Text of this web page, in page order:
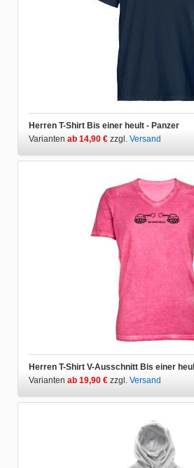
Herren T-Shirt Bis einer heult - Panzer
Varianten ab 14,90 € zzgl. Versand
Herren T-Shirt V-Ausschnitt Bis einer
Varianten ab 19,90 € zzgl. Versand